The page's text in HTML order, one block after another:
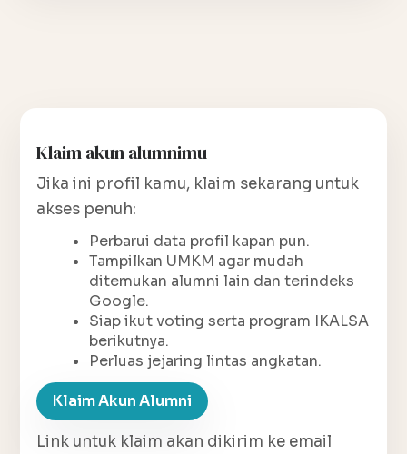
Klaim akun alumnimu
Jika ini profil kamu, klaim sekarang untuk
akses penuh:
Perbarui data profil kapan pun.
Tampilkan UMKM agar mudah
ditemukan alumni lain dan terindeks
Google.
Siap ikut voting serta program IKALSA
berikutnya.
Perluas jejaring lintas angkatan.
Klaim Akun Alumni
Link untuk klaim akan dikirim ke email